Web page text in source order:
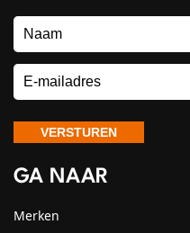
GA NAAR
Merken